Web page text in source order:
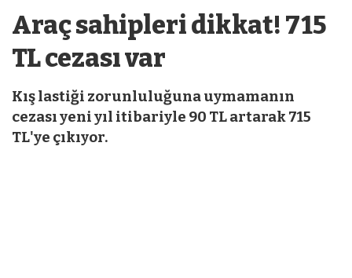
Araç sahipleri dikkat! 715
TL cezası var
Kış lastiği zorunluluğuna uymamanın
cezası yeni yıl itibariyle 90 TL artarak 715
TL'ye çıkıyor.